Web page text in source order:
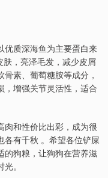
优质深海鱼为主要蛋白来
，亮泽毛发，减少皮屑
素、葡萄糖胺等成分，
，增强关节灵活性，适合
肉和性价比出彩，成为很
各有千秋 。希望各位铲屎
的狗粮，让狗狗在营养滋
。